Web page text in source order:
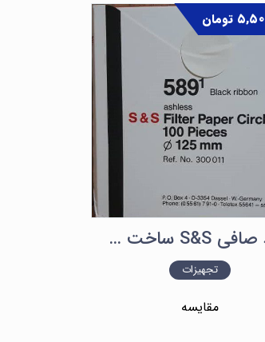
کاغذ صافی S&S ساخت آلمان ۵۸۹/۱ باند مشکی
تجهیزات
تومان
مقایسه